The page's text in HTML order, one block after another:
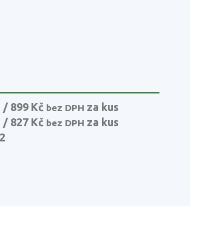
/ 899 Kč bez DPH za kus
/ 827 Kč bez DPH za kus